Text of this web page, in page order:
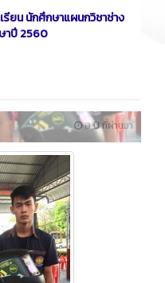
ยน นักศึกษาแผนกวิชาช่าง
าปี 2560
8 ปี ที่ผ่านมา